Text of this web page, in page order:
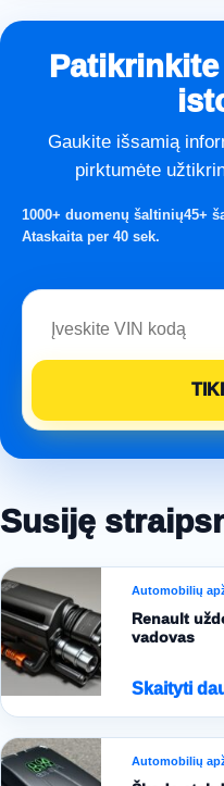
Gaukite išsamią
pirktumėte
1000+ duomenų šaltinių45+
Ataskaita per 40 sek.
Susiję
Automobilių
Renault
vadovas
Skaityti
Automobilių